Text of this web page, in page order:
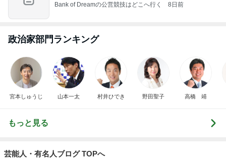
Bank of Dreamの公営競技はどこへ行く 8日前
政治家部門ランキング
宮本しゅうじ 山本一太 村井ひでき 野田聖子 高橋 靖
もっと見る
芸能人・有名人ブログ TOPへ